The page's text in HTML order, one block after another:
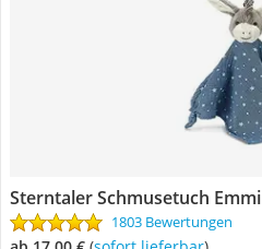
Sterntaler Schmusetuch Emmi
1803 Bewertungen